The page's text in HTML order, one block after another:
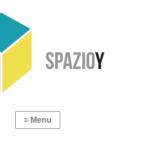
BASIC NECESSITIES
Spazio Y Basic Necessities ITA –
che intende…